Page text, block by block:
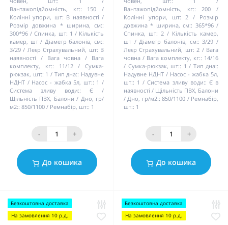
Вантажопідйомність, кг::
150
Колінні упори, шт: В наявності
Розмір довжина * ширина, см::
300*96
Спинка, шт: 1
Кількість
камер, шт / Діаметр балонів, см::
3/29
Леєр Страхувальний, шт: В
наявності
Вага човна / Вага
комплекту, кг::
11/12
Сумка-
рюкзак, шт:: 1 Тип дна:: Надувне
НДНТ
Насос - жабка 5л, шт:: 1
Система зливу води::
Є
Щільність ПВХ, Балони / Дно, гр/
м2:: 850/1100 Ремнабір, шт:: 1
- +
До кошика
Вантажопідйомність, кг::
200
Колінні упори, шт:
2
Розмір
довжина * ширина, см:: 365*96
Спинка, шт: 2
Кількість камер,
шт / Діаметр балонів, см:: 3/29
Леєр Страхувальний, шт: 2
Вага
човна / Вага комплекту, кг:: 14/16
Сумка-рюкзак, шт:: 1
Тип дна::
Надувне НДНТ
Насос - жабка 5л,
шт:: 1 Система зливу води:: Є в
наявності
Щільність ПВХ, Балони
/ Дно, гр/м2:: 850/1100
Ремнабір,
шт:: 1
- +
До кошика
Безкоштовна доставка
На замовлення 10 р.д.
Безкоштовна доставка
На замовлення 10 р.д.